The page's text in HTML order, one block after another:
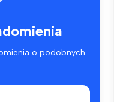
o podobnych